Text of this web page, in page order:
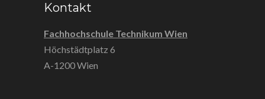
Kontakt
Fachhochschule Technikum Wien
Höchstädtplatz 6
A-1200 Wien